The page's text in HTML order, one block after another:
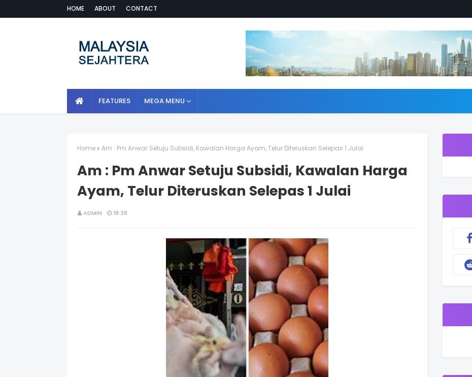
HOME ABOUT CONTACT
FEATURES MEGA MENU
Home Am : Pm Anwar Setuju Subsidi, Kawalan Harga Ayam, Telur Diteruskan Selepas 1 Julai
Am : Pm Anwar Setuju Subsidi, Kawalan Harga
Ayam, Telur Diteruskan Selepas 1 Julai
ADMIN 18:38